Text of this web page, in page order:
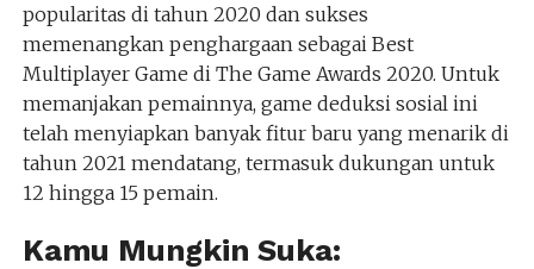
popularitas di tahun 2020 dan sukses
memenangkan penghargaan sebagai Best
Multiplayer Game di The Game Awards 2020. Untuk
memanjakan pemainnya, game deduksi sosial ini
telah menyiapkan banyak fitur baru yang menarik di
tahun 2021 mendatang, termasuk dukungan untuk
12 hingga 15 pemain.
Kamu Mungkin Suka: